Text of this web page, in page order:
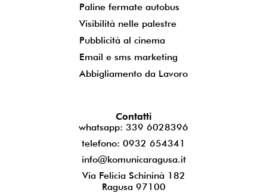
Paline fermate autobus
Visibilità nelle palestre
Pubblicità al cinema
Email e sms marketing
Abbigliamento da Lavoro
Contatti
whatsapp: 339 6028396
telefono: 0932 654341
info@komunicaragusa.it
Via Felicia Schininà 182
Ragusa 97100